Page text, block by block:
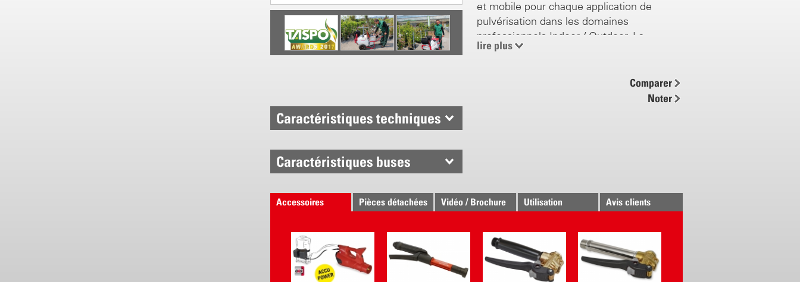
et mobile pour chaque application de
pulvérisation dans les domaines
professionnels Indoor / Outdoor. La
pression se laisse régler soit en continu de
1 - 10 bar
8 h / 720 litres (avec 2 bar et 1.5 l / min)
Durée de charge < 160 min
Caractéristiques uniques Birchmeier
lire plus
Comparer
Noter
Caractéristiques techniques
Caractéristiques buses
Accessoires Pièces détachées Vidéo / Brochure Utilisation Avis clients